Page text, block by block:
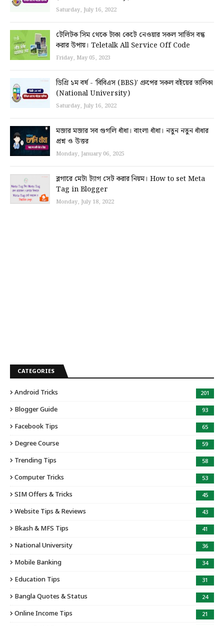
Saturday, July 16, 2022
টেলিটক সিম থেকে টাকা কেটে নেওয়ার সকল সার্ভিস বন্ধ
করার উপায়। Teletalk All Service Off Code
Friday, May 05, 2023
ডিগ্রি ১ম বর্ষ - 'বিবিএস (BBS)' গ্রুপের সকল বইয়ের তালিকা
(National University)
Saturday, July 16, 2022
মজার মজার সব গুগলি ধাঁধা। বাংলা ধাঁধা। নতুন নতুন ধাঁধার
প্রশ্ন ও উত্তর
Monday, January 06, 2025
ব্লগারে মেটা ট্যাগ সেট করার নিয়ম। How to set Meta
Tag in Blogger
Monday, July 18, 2022
CATEGORIES
Android Tricks 201
Blogger Guide 93
Facebook Tips 65
Degree Course 59
Trending Tips 58
Computer Tricks 53
SIM Offers & Tricks 45
Website Tips & Reviews 43
Bkash & MFS Tips 41
National University 36
Mobile Banking 34
Education Tips 31
Bangla Quotes & Status 24
Online Income Tips 21